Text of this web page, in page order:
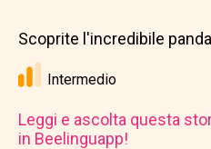
Scoprite l'incredibile
Intermedio
Leggi e ascolta questa
in Beelinguapp!